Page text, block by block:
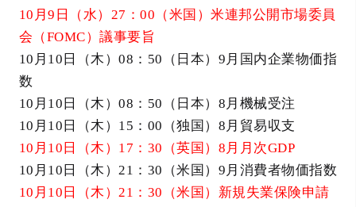
10月9日（水）27：00（米国）米連邦公開市場委員
会（FOMC）議事要旨
10月10日（木）08：50（日本）9月国内企業物価指
数
10月10日（木）08：50（日本）8月機械受注
10月10日（木）15：00（独国）8月貿易収支
10月10日（木）17：30（英国）8月月次GDP
10月10日（木）21：30（米国）9月消費者物価指数
10月10日（木）21：30（米国）新規失業保険申請